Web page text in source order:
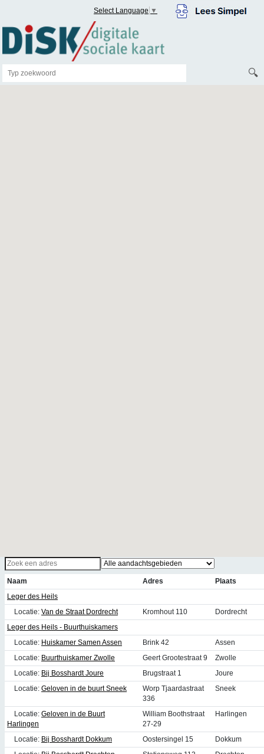
Select Language ▼
🔍
Naam Adres
Plaats
Leger des Heils
Locatie: Van de Straat Dordrecht Kromhout 110
Dordrecht
Leger des Heils - Buurthuiskamers
Locatie: Huiskamer Samen Assen Brink 42
Assen
Locatie: Buurthuiskamer Zwolle Geert Grootestraat 9
Zwolle
Locatie: Bij Bosshardt Joure Brugstraat 1
Joure
Locatie: Geloven in de buurt Sneek
Worp Tjaardastraat
336
Sneek
Locatie: Geloven in de Buurt
Harlingen
William Boothstraat
27-29
Harlingen
Locatie: Bij Bosshardt Dokkum Oostersingel 15
Dokkum